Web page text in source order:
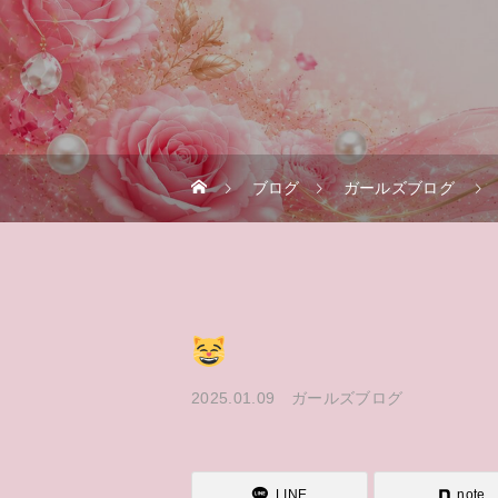
ブログ ガールズブログ
2025.01.09 ガールズブログ
LINE note